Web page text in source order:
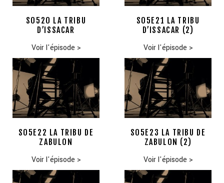
S0520 LA TRIBU
D’ISSACAR
Voir l'épisode >
S05E21 LA TRIBU
D’ISSACAR (2)
Voir l'épisode >
S05E22 LA TRIBU DE
ZABULON
Voir l'épisode >
S05E23 LA TRIBU DE
ZABULON (2)
Voir l'épisode >